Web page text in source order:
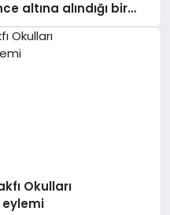
altına alındığı bir
olmalıdır”
Okulları